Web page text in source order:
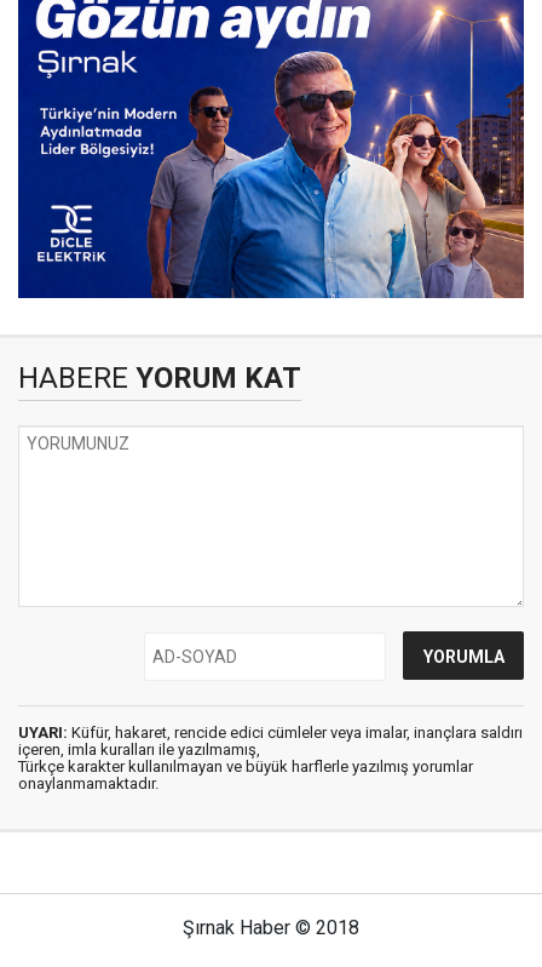
HABERE YORUM KAT
UYARI: Küfür, hakaret, rencide edici cümleler veya imalar, inançlara saldırı
içeren, imla kuralları ile yazılmamış,
Türkçe karakter kullanılmayan ve büyük harflerle yazılmış yorumlar
onaylanmamaktadır.
Şırnak Haber © 2018